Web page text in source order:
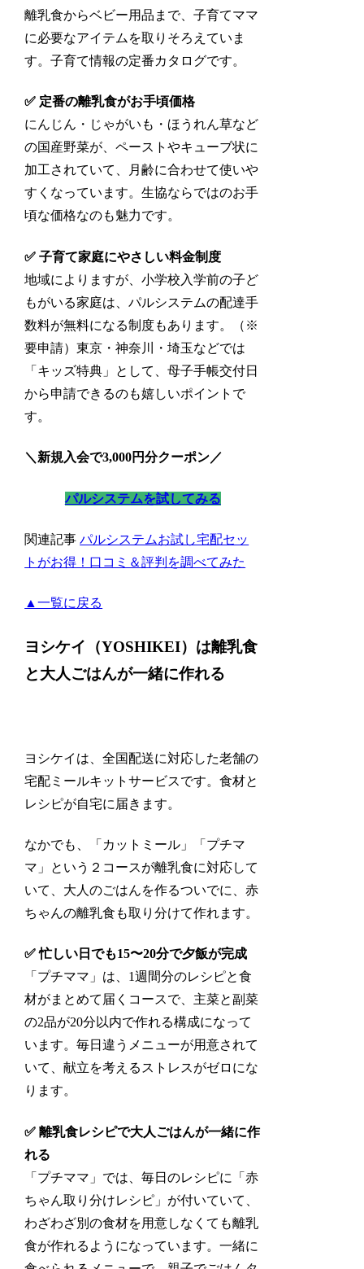
離乳食からベビー用品まで、子育てママ
に必要なアイテムを取りそろえていま
す。子育て情報の定番カタログです。
✅ 定番の離乳食がお手頃価格
にんじん・じゃがいも・ほうれん草など
の国産野菜が、ペーストやキューブ状に
加工されていて、月齢に合わせて使いや
すくなっています。生協ならではのお手
頃な価格なのも魅力です。
✅ 子育て家庭にやさしい料金制度
地域によりますが、小学校入学前の子ど
もがいる家庭は、パルシステムの配達手
数料が無料になる制度もあります。（※
要申請）東京・神奈川・埼玉などでは
「キッズ特典」として、母子手帳交付日
から申請できるのも嬉しいポイントで
す。
＼新規入会で3,000円分クーポン／
パルシステムを試してみる
関連記事 パルシステムお試し宅配セッ
トがお得！口コミ＆評判を調べてみた
▲一覧に戻る
ヨシケイ（YOSHIKEI）は離乳食
と大人ごはんが一緒に作れる
ヨシケイは、全国配送に対応した老舗の
宅配ミールキットサービスです。食材と
レシピが自宅に届きます。
なかでも、「カットミール」「プチマ
マ」という２コースが離乳食に対応して
いて、大人のごはんを作るついでに、赤
ちゃんの離乳食も取り分けて作れます。
✅ 忙しい日でも15〜20分で夕飯が完成
「プチママ」は、1週間分のレシピと食
材がまとめて届くコースで、主菜と副菜
の2品が20分以内で作れる構成になって
います。毎日違うメニューが用意されて
いて、献立を考えるストレスがゼロにな
ります。
✅ 離乳食レシピで大人ごはんが一緒に作
れる
「プチママ」では、毎日のレシピに「赤
ちゃん取り分けレシピ」が付いていて、
わざわざ別の食材を用意しなくても離乳
食が作れるようになっています。一緒に